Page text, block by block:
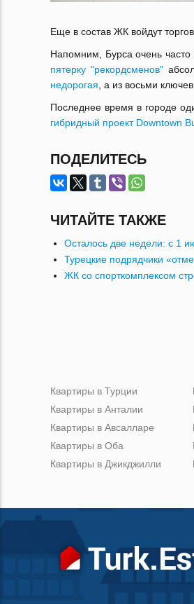
Еще в состав ЖК войдут
Напомним, Бурса очень
пятерку "рекордсменов"
недорогая , а из восьми
Последнее время в городе
гибридный проект Downtown
ПОДЕЛИТЕСЬ
ЧИТАЙТЕ ТАКЖЕ
Осталось две недели: с 1
Турецкие подрядчики
ЖК со спорткомплексом
Квартиры в Турции
Квартиры в Анталии
Квартиры в Авсалларе
Квартиры в Оба
Квартиры в Джикджилли